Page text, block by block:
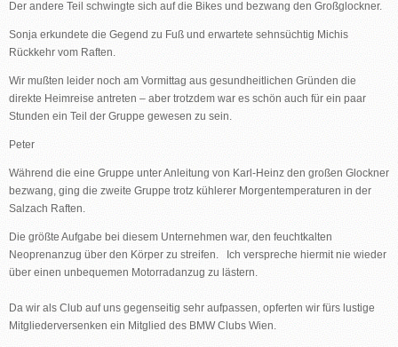
Der andere Teil schwingte sich auf die Bikes und bezwang den Großglockner.
Sonja erkundete die Gegend zu Fuß und erwartete sehnsüchtig Michis
Rückkehr vom Raften.
Wir mußten leider noch am Vormittag aus gesundheitlichen Gründen die
direkte Heimreise antreten – aber trotzdem war es schön auch für ein paar
Stunden ein Teil der Gruppe gewesen zu sein.
Peter
Während die eine Gruppe unter Anleitung von Karl-Heinz den großen Glockner
bezwang, ging die zweite Gruppe trotz kühlerer Morgentemperaturen in der
Salzach Raften.
Die größte Aufgabe bei diesem Unternehmen war, den feuchtkalten
Neoprenanzug über den Körper zu streifen. Ich verspreche hiermit nie wieder
über einen unbequemen Motorradanzug zu lästern.
Da wir als Club auf uns gegenseitig sehr aufpassen, opferten wir fürs lustige
Mitgliederversenken ein Mitglied des BMW Clubs Wien.